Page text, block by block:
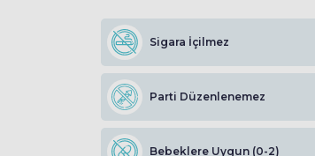
Sigara İçilmez
Parti Düzenlenemez
Bebeklere Uygun (0-2)